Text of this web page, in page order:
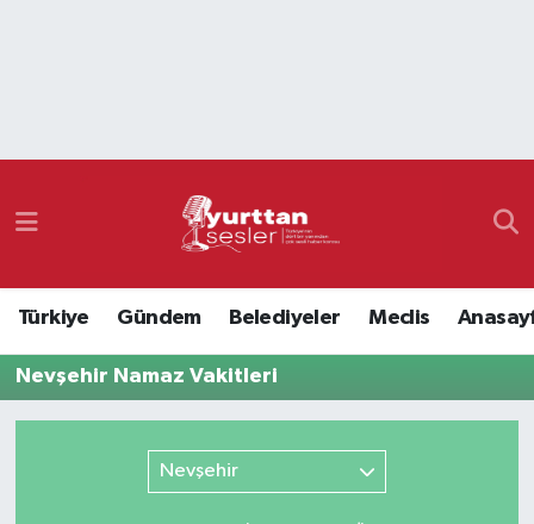
Türkiye Gündem Belediyeler Meclis
Nevşehir Namaz Vakitleri
Nevşehir
Namaz Vakitleri
Süper Lig Puan Durumu ve Fikstür
Son Dakika Haberleri